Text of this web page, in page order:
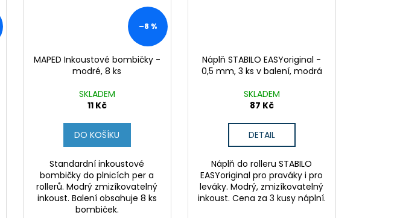
–8 %
MAPED Inkoustové bombičky -
modré, 8 ks
SKLADEM
11 Kč
DO KOŠÍKU
Standardní inkoustové
bombičky do plnicích per a
rollerů. Modrý zmizíkovatelný
inkoust. Balení obsahuje 8 ks
bombiček.
Náplň STABILO EASYoriginal -
0,5 mm, 3 ks v balení, modrá
SKLADEM
87 Kč
DETAIL
Náplň do rolleru STABILO
EASYoriginal pro praváky i pro
leváky. Modrý, zmizíkovatelný
inkoust. Cena za 3 kusy náplní.